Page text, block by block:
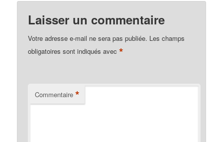
Laisser un commentaire
Votre adresse e-mail ne sera pas publiée. Les champs
obligatoires sont indiqués avec*
Commentaire *